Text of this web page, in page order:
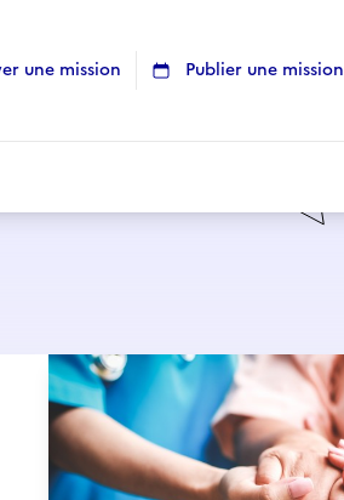
une mission Publier une mission